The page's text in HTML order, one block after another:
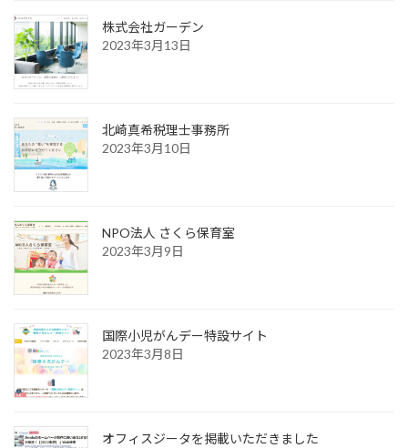
株式会社ガーデン
2023年3月13日
北崎真希税理士事務所
2023年3月10日
NPO法人 さくら保育室
2023年3月9日
国際小児がんデー特設サイト
2023年3月8日
オフィスジータを掲載いただきました